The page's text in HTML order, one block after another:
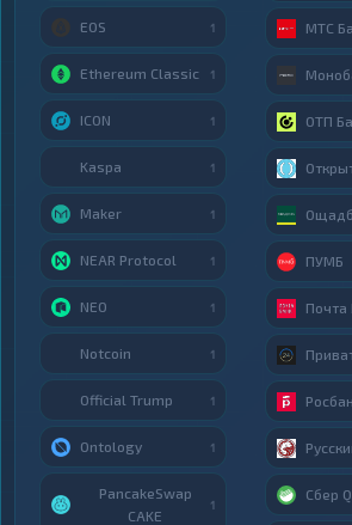
EOS 1
Ethereum Classic 1
ICON 1
Kaspa 1
Maker 1
NEAR Protocol 1
NEO 1
Notcoin 1
Official Trump 1
Ontology 1
PancakeSwap
CAKE
1
МТС
ОТП
ПУМБ
Почта
Сбер